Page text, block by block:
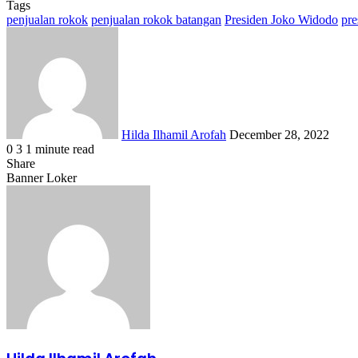
Tags
penjualan rokok penjualan rokok batangan Presiden Joko Widodo
Hilda Ilhamil Arofah December 28, 2022
0 3 1 minute read
Facebook
X
LinkedIn
WhatsApp
Share
via
Share
Facebook
X
LinkedIn
WhatsApp
Share
Banner Loker